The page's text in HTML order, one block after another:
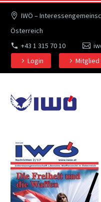
IWÖ –
Österreich
+43 1 315 70 10
Login
Mitglied